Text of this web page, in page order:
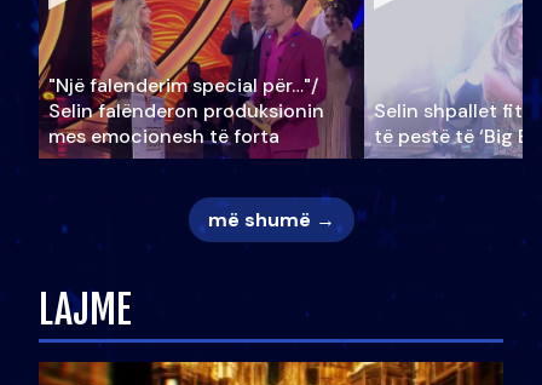
"Një falenderim special për…"/
Selin falënderon produksionin
mes emocionesh të forta
Selin shpallet
të pestë të ‘Big
më shumë →
LAJME